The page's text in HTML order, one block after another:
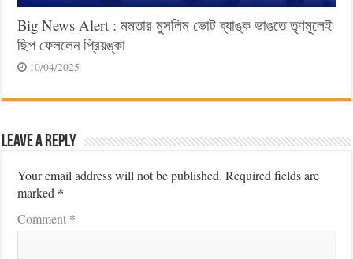
Big News Alert : মমতার মুসলিম ভোট ব্যাঙ্ক ভাঙতে তৃণমূলেই
ছিপ ফেললেন প্রিয়ঙ্কা
10/04/2025
Leave a Reply
Your email address will not be published. Required fields are
marked *
Comment *